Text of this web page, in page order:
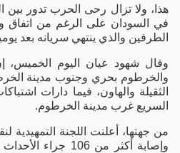
هذا، ولا تزال رحى الحرب تدور
في السودان على الرغم من اتفاق
الطرفين والذي ينتهي سريانه بعد
وقال شهود عيان اليوم
والخرطوم بحري وجنوب مدينة
الثقيلة والهاون، فيما دارات
السريع غرب مدينة الخرطوم.
وإصابة أكثر من 106